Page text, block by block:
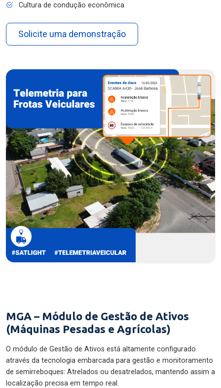
Cultura de condução econômica
Solicite uma demonstração
MGA – Módulo de Gestão de Ativos
(Máquinas Pesadas e Agrícolas)
O módulo de Gestão de Ativos está altamente configurado
através da tecnologia embarcada para gestão e monitoramento
de semirreboques: Atrelados ou desatrelados, mantendo assim a
localização precisa em tempo real.